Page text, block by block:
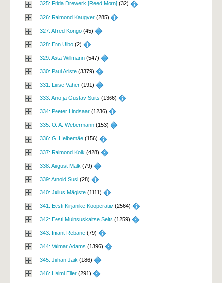
325: Frida Drewerk [Reed Morn] (32)
326: Raimond Kaugver (285)
327: Alfred Kongo (45)
328: Enn Uibo (2)
329: Asta Willmann (547)
330: Paul Ariste (3379)
331: Luise Vaher (191)
333: Aino ja Gustav Suits (1366)
334: Peeter Lindsaar (1236)
335: O. A. Webermann (153)
336: G. Helbemäe (156)
337: Raimond Kolk (428)
338: August Mälk (79)
339: Arnold Susi (28)
340: Julius Mägiste (1111)
341: Eesti Kirjanike Kooperatiiv (2564)
342: Eesti Muinsuskaitse Selts (1259)
343: Imant Rebane (79)
344: Valmar Adams (1396)
345: Juhan Jaik (186)
346: Helmi Eller (291)